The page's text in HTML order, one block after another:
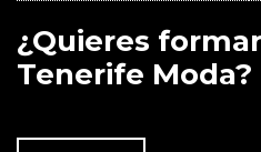
¿Quieres
Tenerife Moda?